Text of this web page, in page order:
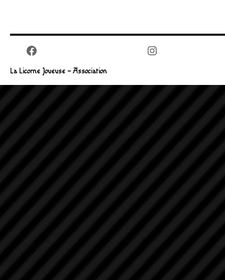
Facebook Instagram
La Licorne Joueuse – Association